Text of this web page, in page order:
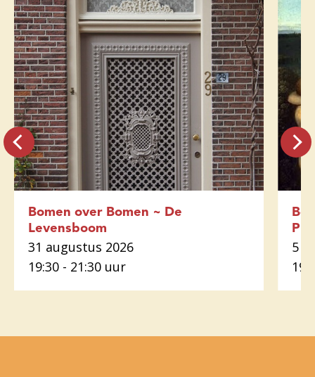
Bomen over Bomen ~ De
Levensboom
31 augustus 2026
19:30 - 21:30 uur
5